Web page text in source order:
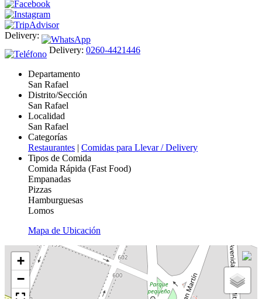
Delivery:
Delivery: 0260-4421446
Departamento
San Rafael
Distrito/Sección
San Rafael
Localidad
San Rafael
Categorías
Restaurantes | Comidas para Llevar / Delivery
Tipos de Comida
Comida Rápida (Fast Food)
Empanadas
Pizzas
Hamburguesas
Lomos
Mapa de Ubicación
+
−